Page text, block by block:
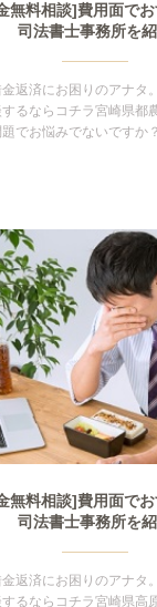
無料相談]費用面で
司法書士事務所を
返済にお困りのアナタ
るならコチラ宮崎県都
でお悩みでないですか
借金の催促、取り立てで
無料相談]費用面で
司法書士事務所を
返済にお困りのアナタ
るならコチラ宮崎県高